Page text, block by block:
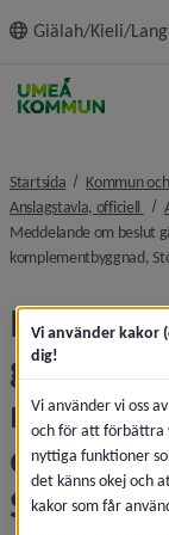
innehållet
Giälah/Kieli/
Startsida Kommun
Anslagstavla, officiell
Meddelande om beslut
komplementbyggnad,
och
Stöcksjö
Vi använder kakor
dig!
Vi använder vi oss
och för att förbättra
nyttiga funktioner
det känns okej och
kakor som får